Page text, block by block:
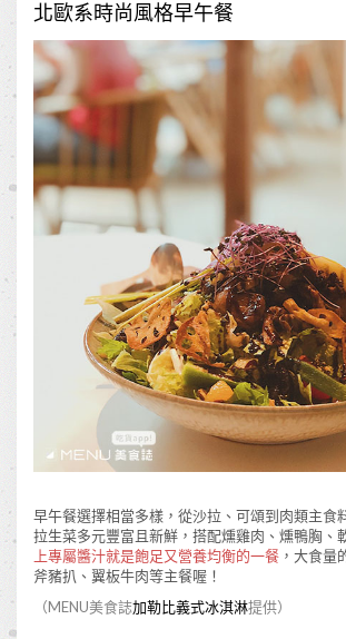
北歐系時尚風格早午餐
早午餐選擇相當多樣，從沙拉、可頌到肉類主食
拉生菜多元豐富且新鮮，搭配燻雞肉、燻鴨胸、
上專屬醬汁就是飽足又營養均衡的一餐 ，大食量
斧豬扒、翼板牛肉等主餐喔！
（MENU美食誌加勒比義式冰淇淋提供）